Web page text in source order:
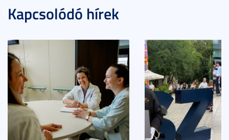
Kapcsolódó hírek